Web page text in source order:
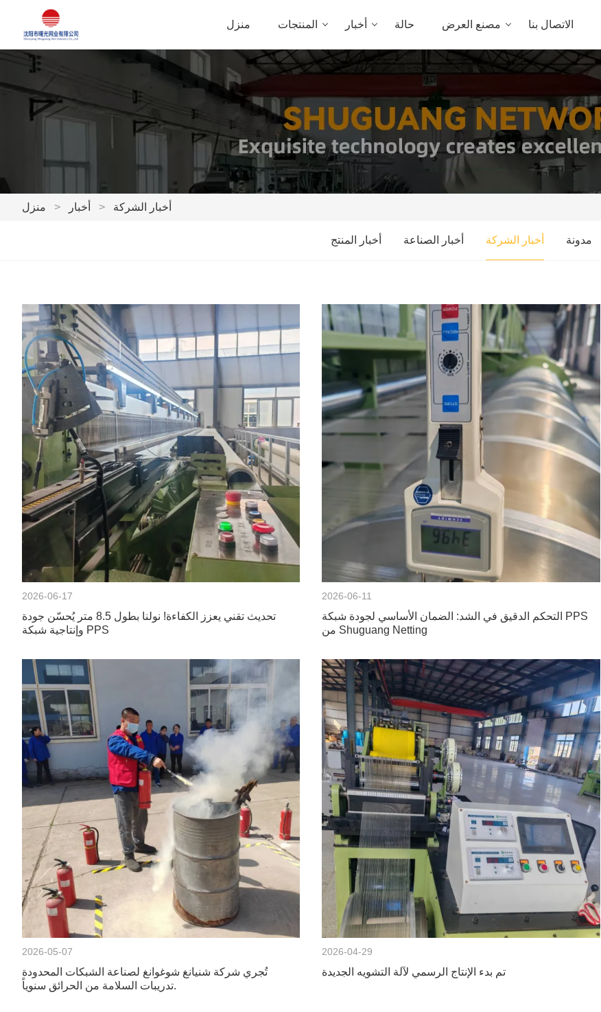
منزل المنتجات أخبار حالة مصنع العرض الاتصال بنا
منزل > أخبار > أخبار الشركة
أخبار المنتج أخبار الصناعة أخبار الشركة مدونة
2026-06-17
تحديث تقني يعزز الكفاءة! نولنا بطول 8.5 متر يُحسّن جودة
وإنتاجية شبكة PPS
2026-06-11
التحكم الدقيق في الشد: الضمان الأساسي لجودة شبكة PPS
من Shuguang Netting
2026-05-07
تُجري شركة شنيانغ شوغوانغ لصناعة الشبكات المحدودة
تدريبات السلامة من الحرائق سنوياً.
2026-04-29
تم بدء الإنتاج الرسمي لآلة التشويه الجديدة